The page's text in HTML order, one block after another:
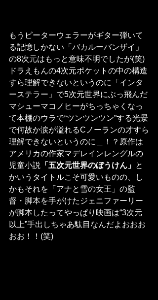
もうピーターウェラーがギター弾いて
る記憶しかない「バカルーバンザイ」
の8次元はもっと意味不明でしたが(笑)
ドラえもんの4次元ポケットの中の構造
すら理解できないというのに「インタ
ーステラー」で5次元世界にぶっ飛んだ
マシューマコノヒーがちっちゃくなっ
て本棚のウラで“ツンツンツン”する光景
で何故か涙が溢れるCノーランの才すら
理解できないというのに＿！？原作は
アメリカの作家マデレインレングルの
児童小説
「五次元世界のぼうけん」 と
かいうタイトルこそ可愛いものの、し
かもそれを「アナと雪の女王」の監
督・脚本を手がけたジェニファーリー
が脚本したってやっぱり映画は“3次元
以上”手出しちゃあ駄目なんだよおおお
おお！！(笑)